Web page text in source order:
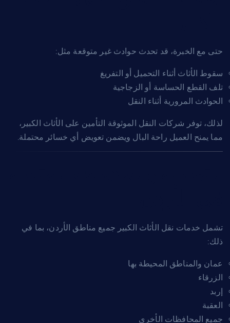
حتى مع الخبرة، قد تحدث حوادث غير متوقعة مثل:
سقوط الأثاث أثناء التحميل أو التفريغ
تلف القطع الحساسة أو الزجاجية
الحوادث المرورية أثناء النقل
لذلك، توفر شركات النقل الموثوقة التأمين على الأثاث الكبير،
مما يمنح العميل راحة البال ويضمن تعويض أي خسائر محتملة.
تشمل خدمات نقل الأثاث الكبير جميع مناطق الأردن، بما في
ذلك:
عمان والمناطق المحيطة بها
الزرقاء
إربد
العقبة
جميع المحافظات الأخرى